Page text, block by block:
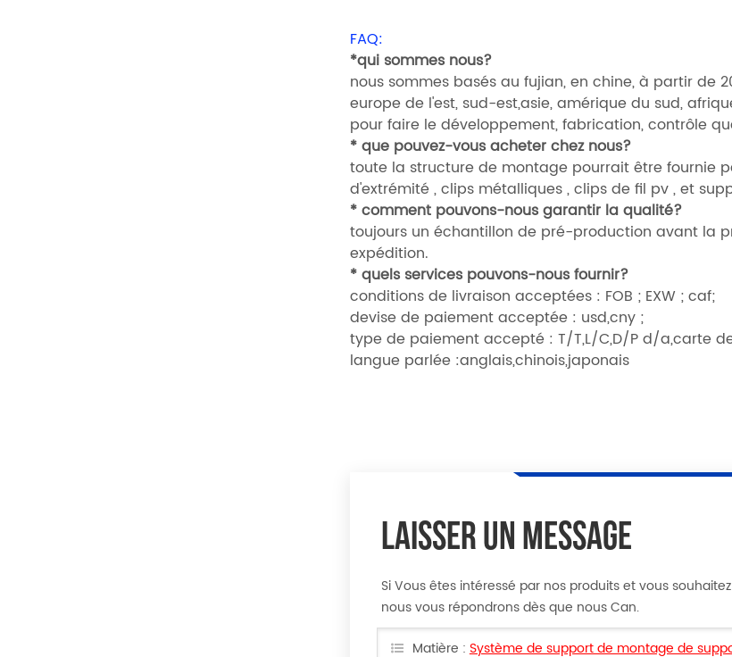
FAQ:
*qui sommes nous?
nous sommes basés au fujian, en chine, à partir de
europe de l'est, sud-est,asie, amérique du sud,
pour faire le développement, fabrication, contrôle
*que pouvez-vous acheter chez nous?
toute la structure de montage pourrait être fournie
d'extrémité , clips métalliques , clips de fil pv , et
*comment pouvons-nous garantir la qualité?
toujours un échantillon de pré-production avant la
expédition.
*quels services pouvons-nous fournir?
conditions de livraison acceptées : FOB ; EXW ; caf;
devise de paiement acceptée : usd,cny ;
type de paiement accepté : T/T,L/C,D/P d/a,carte
langue parlée :anglais,chinois,japonais
LAISSER UN MESSAGE
Si Vous êtes intéressé par nos produits et vous
nous vous répondrons dès que nous Can.
Matière :Système de support de montage de